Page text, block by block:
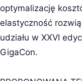
optymalizację
elastyczność
udziału w XXVI
GigaCon.